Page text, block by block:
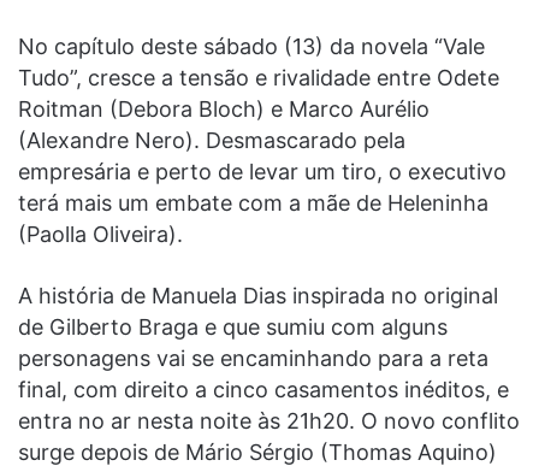
No capítulo deste sábado (13) da novela “Vale
Tudo”, cresce a tensão e rivalidade entre Odete
Roitman (Debora Bloch) e Marco Aurélio
(Alexandre Nero). Desmascarado pela
empresária e perto de levar um tiro, o executivo
terá mais um embate com a mãe de Heleninha
(Paolla Oliveira).
A história de Manuela Dias inspirada no original
de Gilberto Braga e que sumiu com alguns
personagens vai se encaminhando para a reta
final, com direito a cinco casamentos inéditos, e
entra no ar nesta noite às 21h20. O novo conflito
surge depois de Mário Sérgio (Thomas Aquino)